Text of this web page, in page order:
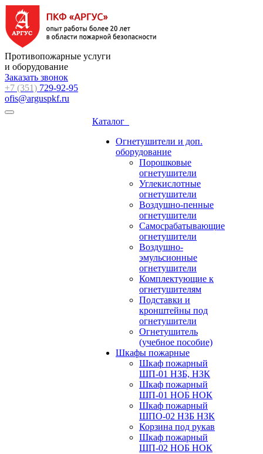
Противопожарные услуги
и оборудование
Заказать звонок
+7 (351) 729-92-95
ofis@arguspkf.ru
Каталог
Огнетушители и доп.
оборудование
Порошковые
огнетушители
Углекислотные
огнетушители
Воздушно-пенные
огнетушители
Самосрабатывающие
огнетушители
Воздушно-
эмульсионные
огнетушители
Комплектующие к
огнетушителям
Подставки и
кронштейны под
огнетушители
Огнетушитель
(учебное пособие)
Шкафы пожарные
Шкаф пожарный
ШП-01 НЗБ, НЗК
Шкаф пожарный
ШП-01 НОБ НОК
Шкаф пожарный
ШПО-02 НЗБ НЗК
Корзина под рукав
Шкаф пожарный
ШП-02 НОБ НОК